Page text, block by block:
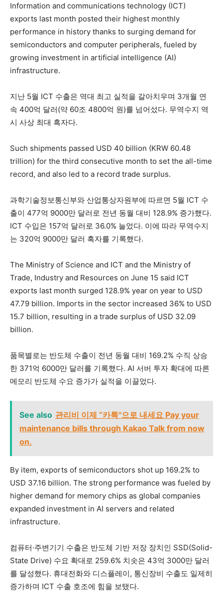
Information and communications technology (ICT)
exports last month posted their highest monthly
performance in history thanks to surging demand for
semiconductors and computer peripherals, fueled by
growing investment in artificial intelligence (AI)
infrastructure.
지난 5월 ICT 수출은 역대 최고 실적을 갈아치우며 3개월 연
속 400억 달러(약 60조 4800억 원)를 넘어섰다. 무역수지 역
시 사상 최대 흑자다.
Such shipments passed USD 40 billion (KRW 60.48
trillion) for the third consecutive month to set the all-time
record, and also led to a record trade surplus.
과학기술정보통신부와 산업통상자원부에 따르면 5월 ICT 수
출이 477억 9000만 달러로 전년 동월 대비 128.9% 증가했다.
ICT 수입은 157억 달러로 36.0% 늘었다. 이에 따라 무역수지
는 320억 9000만 달러 흑자를 기록했다.
The Ministry of Science and ICT and the Ministry of
Trade, Industry and Resources on June 15 said ICT
exports last month surged 128.9% year on year to USD
47.79 billion. Imports in the sector increased 36% to USD
15.7 billion, resulting in a trade surplus of USD 32.09
billion.
품목별로는 반도체 수출이 전년 동월 대비 169.2% 수직 상승
한 371억 6000만 달러를 기록했다. AI 서버 투자 확대에 따른
메모리 반도체 수요 증가가 실적을 이끌었다.
See also 관리비 이제 “카톡"으로 내세요 Pay your
maintenance bills through Kakao Talk from now
on.
By item, exports of semiconductors shot up 169.2% to
USD 37.16 billion. The strong performance was fueled by
higher demand for memory chips as global companies
expanded investment in AI servers and related
infrastructure.
컴퓨터·주변기기 수출은 반도체 기반 저장 장치인 SSD(Solid-
State Drive) 수요 확대로 259.6% 치솟은 43억 3000만 달러
를 달성했다. 휴대전화와 디스플레이, 통신장비 수출도 일제히
증가하며 ICT 수출 호조에 힘을 보탰다.